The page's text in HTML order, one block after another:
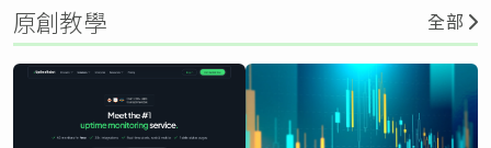
原創教學 全部